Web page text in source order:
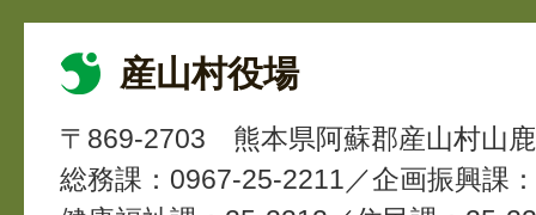
産山村役場
〒869-2703
熊本県阿蘇郡産山村山
総務課：0967-25-2211
企画振興課